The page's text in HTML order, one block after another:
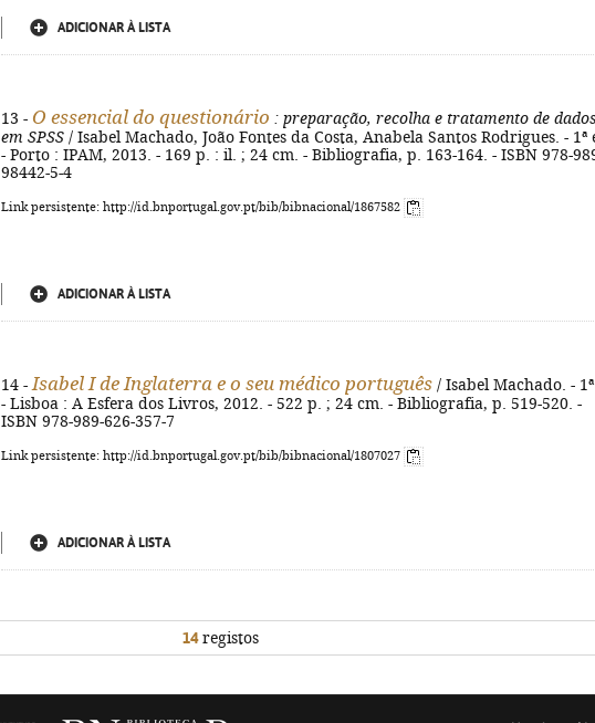
ADICIONAR À LISTA
13 - O essencial do questionário : preparação, recolha e tratamento de dados
em SPSS / Isabel Machado, João Fontes da Costa, Anabela Santos Rodrigues. - 1ª
- Porto : IPAM, 2013. - 169 p. : il. ; 24 cm. - Bibliografia, p. 163-164. - ISBN 978-
98442-5-4
Link persistente: http://id.bnportugal.gov.pt/bib/bibnacional/1867582
ADICIONAR À LISTA
14 - Isabel I de Inglaterra e o seu médico português / Isabel Machado. -
- Lisboa : A Esfera dos Livros, 2012. - 522 p. ; 24 cm. - Bibliografia, p. 519-520. -
ISBN 978-989-626-357-7
Link persistente: http://id.bnportugal.gov.pt/bib/bibnacional/1807027
ADICIONAR À LISTA
14registos